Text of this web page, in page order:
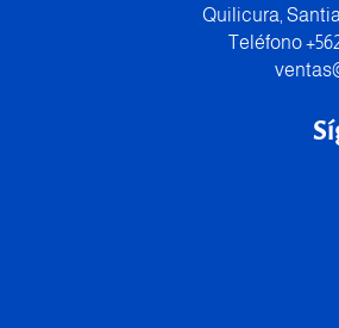
Quilicura,
Teléfono